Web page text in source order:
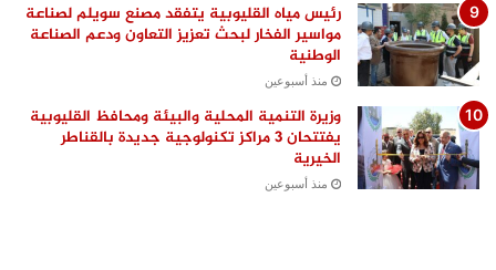
رئيس مياه القليوبية يتفقد مصنع سويلم لصناعة
مواسير الفخار لبحث تعزيز التعاون ودعم الصناعة
الوطنية
منذ أسبوعين
وزيرة التنمية المحلية والبيئة ومحافظ القليوبية
يفتتحان 3 مراكز تكنولوجية جديدة بالقناطر
الخيرية
منذ أسبوعين